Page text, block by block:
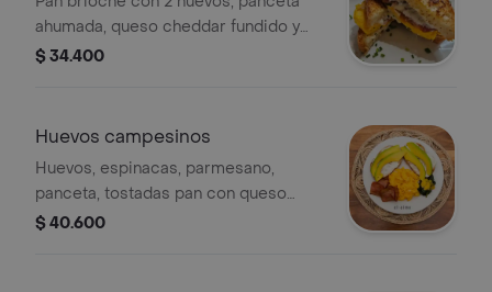
ahumada, queso cheddar fundido y
queso crema. Acompañado de
$ 34.400
Huevos campesinos
Huevos, espinacas, parmesano,
panceta, tostadas pan con queso
crema, aguacate. incluye porción de
$ 40.600